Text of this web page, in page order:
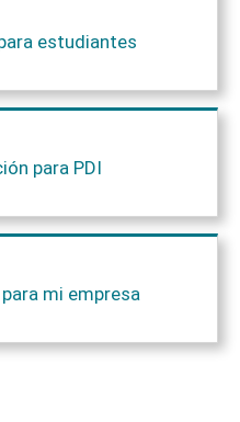
estudiantes
para PDI
mi empresa